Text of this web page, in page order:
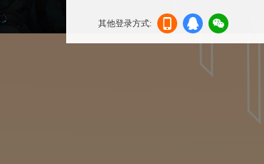
其他登录方式:
机登
登录
信登